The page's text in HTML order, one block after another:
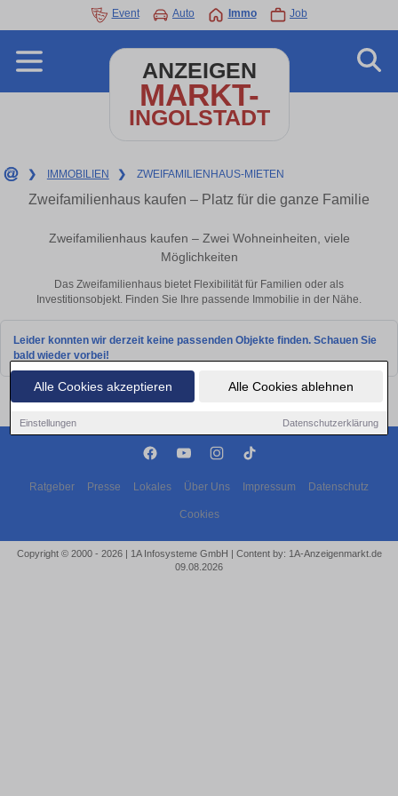
Alle Cookies akzeptieren Alle Cookies ablehnen
Einstellungen Datenschutzerklärung
Event Auto Immo Job
ANZEIGEN
MARKT-
INGOLSTADT
❯ IMMOBILIEN ❯ ZWEIFAMILIENHAUS-MIETEN
Zweifamilienhaus kaufen – Platz für die ganze Familie
Zweifamilienhaus kaufen – Zwei Wohneinheiten, viele
Möglichkeiten
Das Zweifamilienhaus bietet Flexibilität für Familien oder als
Investitionsobjekt. Finden Sie Ihre passende Immobilie in der Nähe.
Leider konnten wir derzeit keine passenden Objekte finden. Schauen Sie
bald wieder vorbei!
Ratgeber Presse Lokales Über Uns Impressum Datenschutz
Cookies
Copyright © 2000 - 2026 | 1A Infosysteme GmbH | Content by: 1A-Anzeigenmarkt.de
09.08.2026